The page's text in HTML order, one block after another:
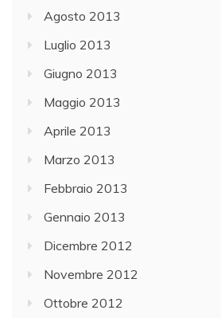
Agosto 2013
Luglio 2013
Giugno 2013
Maggio 2013
Aprile 2013
Marzo 2013
Febbraio 2013
Gennaio 2013
Dicembre 2012
Novembre 2012
Ottobre 2012